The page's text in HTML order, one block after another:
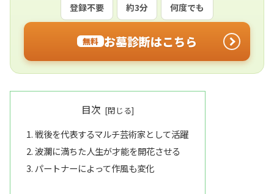
登録不要 約3分 何度でも
無料 お墓診断はこちら
目次
戦後を代表するマルチ芸術家として活躍
波瀾に満ちた人生が才能を開花させる
パートナーによって作風も変化